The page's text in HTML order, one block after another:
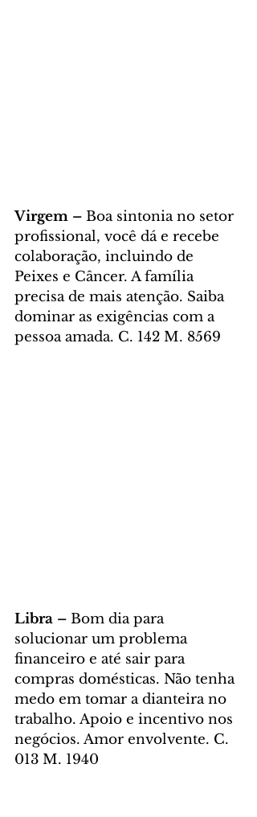
Virgem – Boa sintonia no setor
profissional, você dá e recebe
colaboração, incluindo de
Peixes e Câncer. A família
precisa de mais atenção. Saiba
dominar as exigências com a
pessoa amada. C. 142 M. 8569
Libra – Bom dia para
solucionar um problema
financeiro e até sair para
compras domésticas. Não tenha
medo em tomar a dianteira no
trabalho. Apoio e incentivo nos
negócios. Amor envolvente. C.
013 M. 1940